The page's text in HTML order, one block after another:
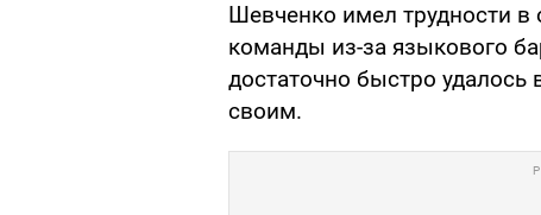
Шевченко имел трудности
команды из-за языкового
достаточно быстро удалось
своим.